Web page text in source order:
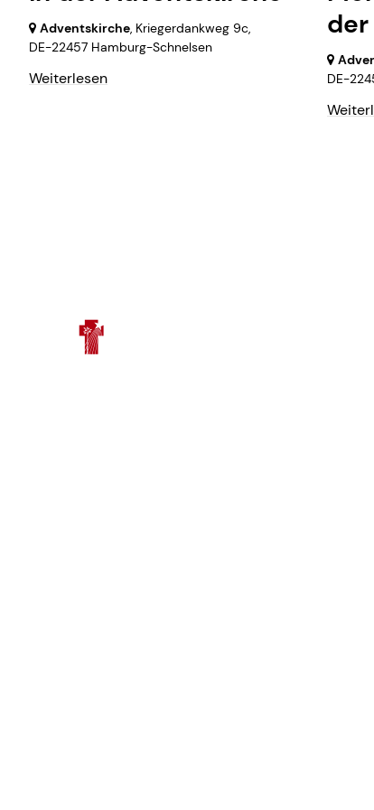
Adventskirche, Kriegerdankweg 9c,
DE-22457 Hamburg-Schnelsen
Weiterlesen
DE-